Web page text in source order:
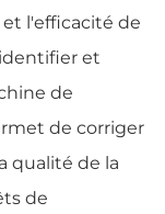
l'efficacité de
et
de
de corriger
qualité de la
de